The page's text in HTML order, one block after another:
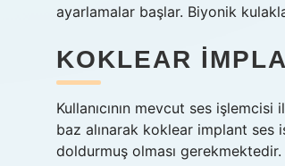
ayarlamalar başlar. Biyonik
KOKLEAR
Kullanıcının mevcut ses
baz alınarak koklear implant ses
doldurmuş olması gerekmektedir.